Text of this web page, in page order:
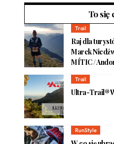
To się
Trail
Raj dla
Marek
MÍTIC /
Trail
Ultra-Trail®
RunStyle